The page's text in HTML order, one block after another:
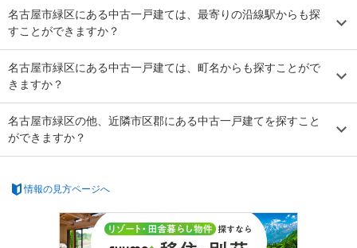
名古屋市緑区にある中古一戸建ては、最寄りの沿線駅からも探
すことができますか？
名古屋市緑区にある中古一戸建ては、町名からも探すことがで
きますか？
名古屋市緑区の他、近隣市区郡にある中古一戸建てを探すこと
ができますか？
情報の見方ページへ